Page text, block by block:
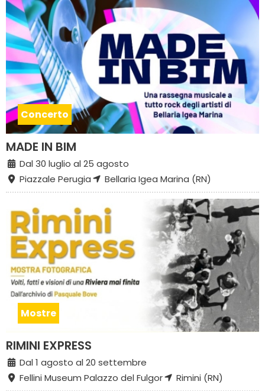
Concerto
MADE IN BIM
Dal 30 luglio al 25 agosto
Piazzale Perugia
Bellaria Igea Marina (RN)
Mostre
RIMINI EXPRESS
Dal 1 agosto al 20 settembre
Fellini Museum Palazzo del Fulgor
Rimini (RN)